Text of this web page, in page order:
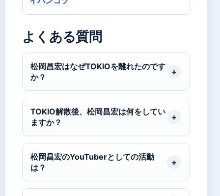
よくある質問
松岡昌宏はなぜTOKIOを離れたのです
か？
TOKIO解散後、松岡昌宏は何をしてい
ますか？
松岡昌宏のYouTuberとしての活動
は？